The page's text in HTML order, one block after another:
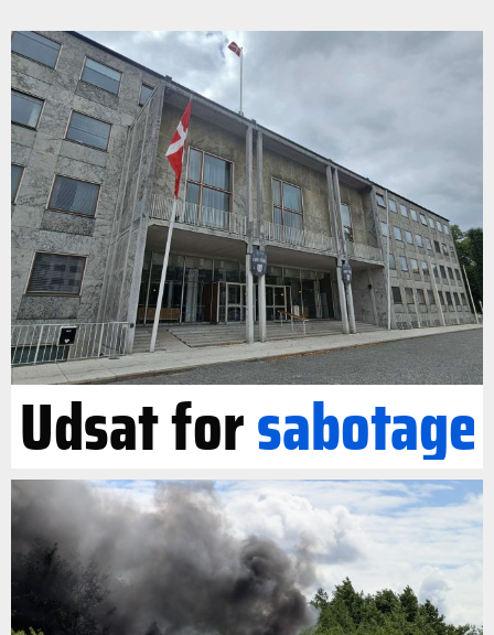
Udsat forsabotage